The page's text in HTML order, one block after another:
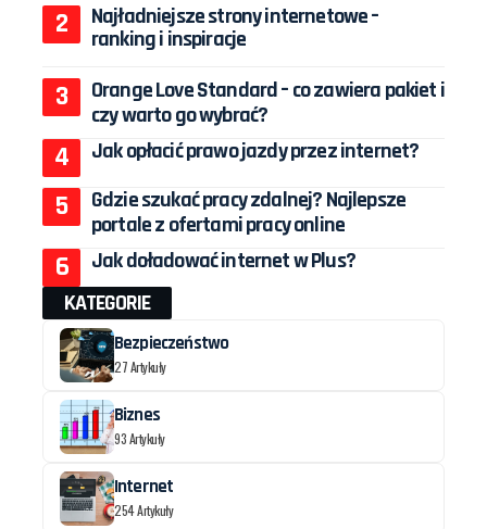
Najładniejsze strony internetowe –
ranking i inspiracje
Orange Love Standard – co zawiera pakiet i
czy warto go wybrać?
Jak opłacić prawo jazdy przez internet?
Gdzie szukać pracy zdalnej? Najlepsze
portale z ofertami pracy online
Jak doładować internet w Plus?
KATEGORIE
Bezpieczeństwo
27 Artykuły
Biznes
93 Artykuły
Internet
254 Artykuły